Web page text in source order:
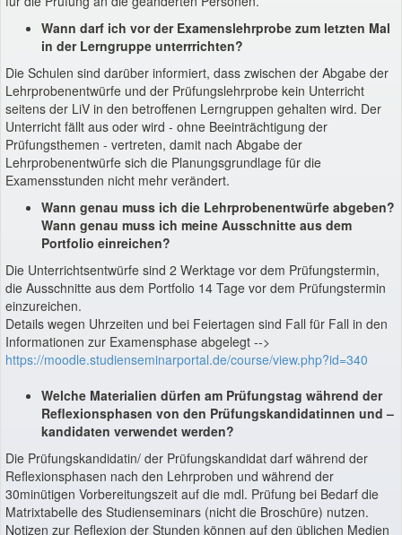
Wann darf ich vor der Examenslehrprobe zum letzten Mal
in der Lerngruppe unterrrichten?
Die Schulen sind darüber informiert, dass zwischen der Abgabe der
Lehrprobenentwürfe und der Prüfungslehrprobe kein Unterricht
seitens der LiV in den betroffenen Lerngruppen gehalten wird. Der
Unterricht fällt aus oder wird - ohne Beeinträchtigung der
Prüfungsthemen - vertreten, damit nach Abgabe der
Lehrprobenentwürfe sich die Planungsgrundlage für die
Examensstunden nicht mehr verändert.
Wann genau muss ich die Lehrprobenentwürfe abgeben?
Wann genau muss ich meine Ausschnitte aus dem
Portfolio einreichen?
Die Unterrichtsentwürfe sind 2 Werktage vor dem Prüfungstermin,
die Ausschnitte aus dem Portfolio 14 Tage vor dem Prüfungstermin
einzureichen.
Details wegen Uhrzeiten und bei Feiertagen sind Fall für Fall in den
Informationen zur Examensphase abgelegt -->
https://moodle.studienseminarportal.de/course/view.php?id=340
Welche Materialien dürfen am Prüfungstag während der
Reflexionsphasen von den Prüfungskandidatinnen und –
kandidaten verwendet werden?
Die Prüfungskandidatin/ der Prüfungskandidat darf während der
Reflexionsphasen nach den Lehrproben und während der
30minütigen Vorbereitungszeit auf die mdl. Prüfung bei Bedarf die
Matrixtabelle des Studienseminars (nicht die Broschüre) nutzen.
Notizen zur Reflexion der Stunden können auf den üblichen Medien